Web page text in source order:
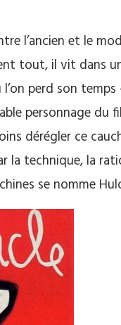
l’ancien et le
tout, il vit dans
perd son
personnage du
dérégler ce
la technique, la
se nomme